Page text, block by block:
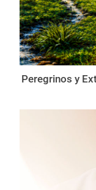
Peregrinos y